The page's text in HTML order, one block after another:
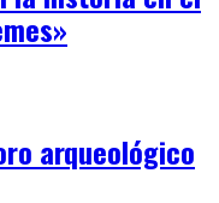
arqueológico